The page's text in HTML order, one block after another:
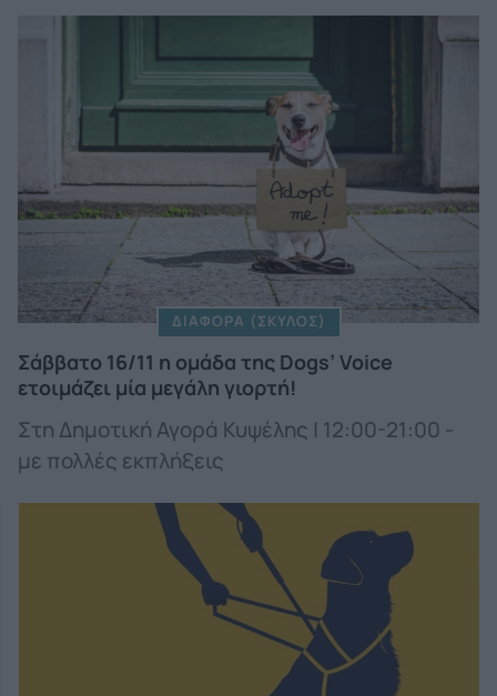
ΔΙΑΦΟΡΑ (ΣΚΥΛΟΣ)
Σάββατο 16/11 η ομάδα της Dogs’ Voice
ετοιμάζει μία μεγάλη γιορτή!
Στη Δημοτική Αγορά Κυψέλης | 12:00-21:00 -
με πολλές εκπλήξεις